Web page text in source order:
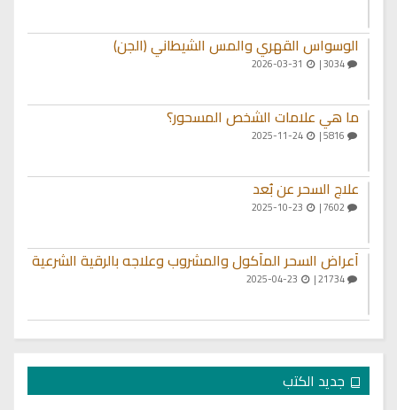
الوسواس القهري والمس الشيطاني (الجن)
3034 |
ما هي علامات الشخص المسحور؟
2025-11-24
علاج السحر عن بُعد
أعراض السحر المأكول والمشروب وعلاجه بالرقية الشرعية
21734 |
جديد الكتب